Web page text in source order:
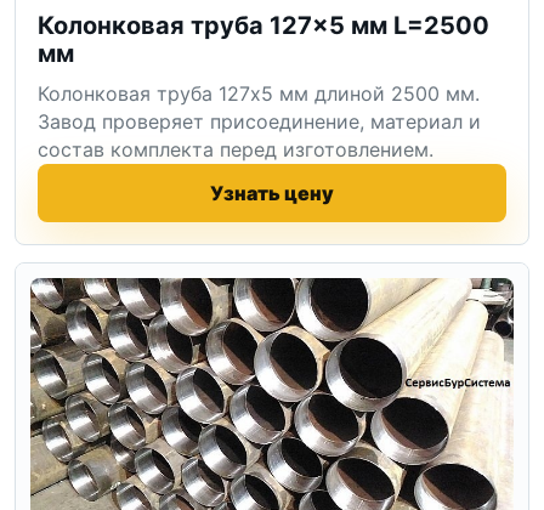
Колонковая труба 127×5 мм L=2500
мм
Колонковая труба 127x5 мм длиной 2500 мм.
Завод проверяет присоединение, материал и
состав комплекта перед изготовлением.
Узнать цену